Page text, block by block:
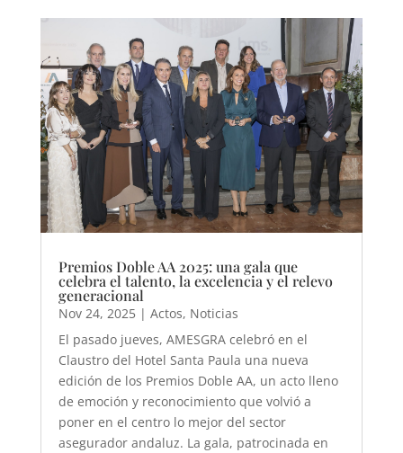
Premios Doble AA 2025: una gala que
celebra el talento, la excelencia y el relevo
generacional
Nov 24, 2025| Actos, Noticias
El pasado jueves, AMESGRA celebró en el
Claustro del Hotel Santa Paula una nueva
edición de los Premios Doble AA, un acto lleno
de emoción y reconocimiento que volvió a
poner en el centro lo mejor del sector
asegurador andaluz. La gala, patrocinada en